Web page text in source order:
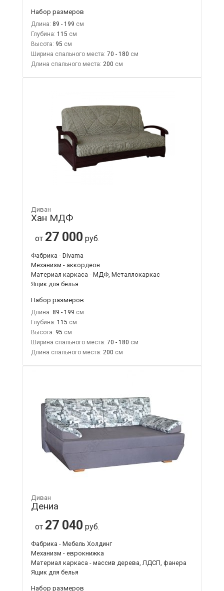
Набор размеров
Длина: 89 - 199
Глубина: 115
Высота: 95
Ширина спального места: 70 - 180
Длина спального места: 200
Диван
Хан МДФ
от 27 000 руб.
Фабрика - Divama
Механизм - аккордеон
Материал каркаса - МДФ, Металлокаркас
Ящик для белья
Набор размеров
Длина: 89 - 199
Глубина: 115
Высота: 95
Ширина спального места: 70 - 180
Длина спального места: 200
Диван
Дениа
от 27 040 руб.
Фабрика - Мебель Холдинг
Механизм - еврокнижка
Материал каркаса - массив дерева, ЛДСП, фанера
Ящик для белья
Набор размеров